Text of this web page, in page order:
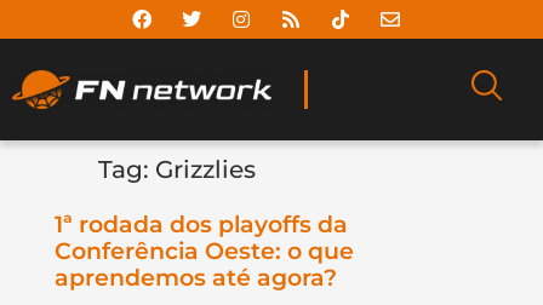
Tag: Grizzlies
1ª rodada dos playoffs da
Conferência Oeste: o que
aprendemos até agora?